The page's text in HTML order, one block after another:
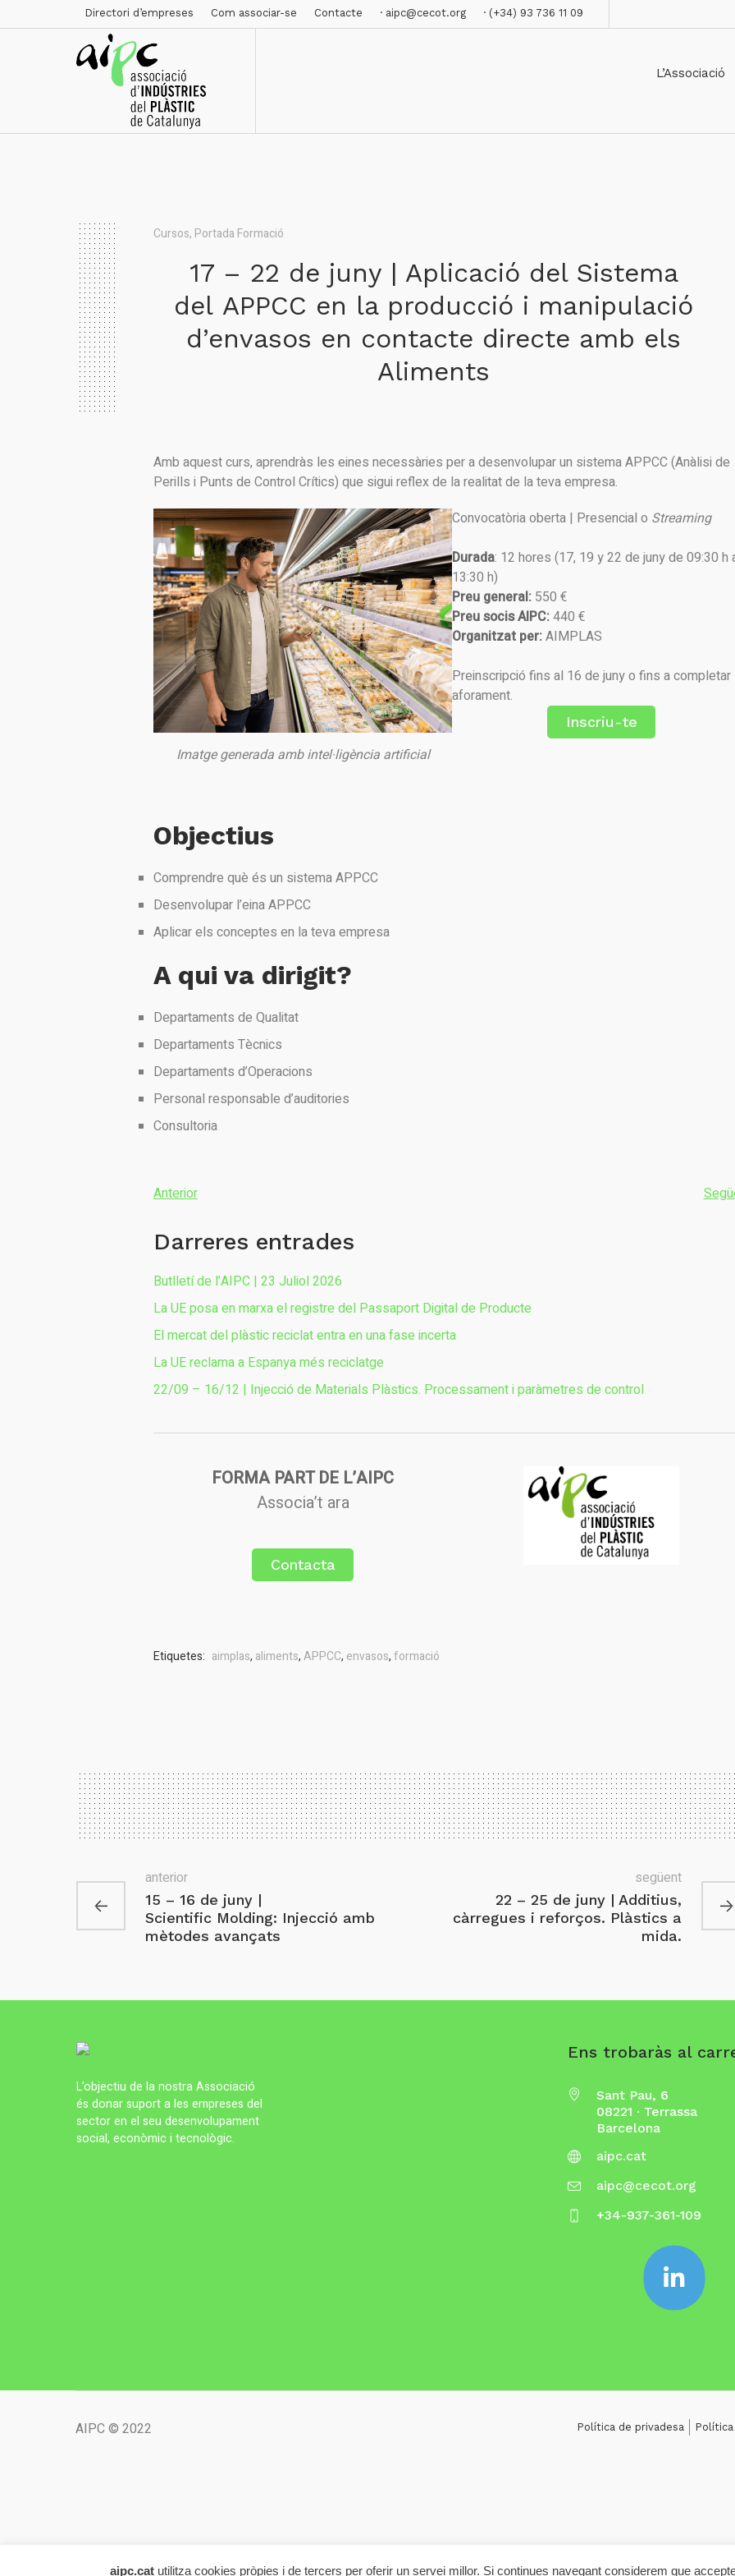
Directori d’empreses Com associar-se Contacte · aipc@cecot.org · (+34) 93 736 11 09
L’Associació
Cursos, Portada Formació
17 – 22 de juny | Aplicació del Sistema
del APPCC en la producció i manipulació
d’envasos en contacte directe amb els
Aliments
Amb aquest curs, aprendràs les eines necessàries per a desenvolupar un sistema APPCC (Anàlisi de
Perills i Punts de Control Crítics) que sigui reflex de la realitat de la teva empresa.
Imatge generada amb intel·ligència artificial
Convocatòria oberta | Presencial o Streaming
Durada: 12 hores (17, 19 y 22 de juny de 09:30 h
13:30 h)
Preu general: 550 €
Preu socis AIPC:440 €
Organitzat per:AIMPLAS
Preinscripció fins al 16 de juny o fins a completar
aforament.
Inscriu-te
Objectius
Comprendre què és un sistema APPCC
Desenvolupar l’eina APPCC
Aplicar els conceptes en la teva empresa
A qui va dirigit?
Departaments de Qualitat
Departaments Tècnics
Departaments d’Operacions
Personal responsable d’auditories
Consultoria
Anterior
Darreres entrades
Butlletí de l’AIPC | 23 Juliol 2026
La UE posa en marxa el registre del Passaport Digital de Producte
El mercat del plàstic reciclat entra en una fase incerta
La UE reclama a Espanya més reciclatge
22/09 – 16/12 | Injecció de Materials Plàstics. Processament i paràmetres de control
FORMA PART DE L’AIPC
Associa’t ara
Contacta
Etiquetes: aimplas, aliments,APPCC, envasos,formació
15 – 16 de juny |
Scientific Molding: Injecció amb
mètodes avançats
anterior
22 – 25 de juny | Additius,
càrregues i reforços. Plàstics a
mida.
següent
L’objectiu de la nostra Associació
és donar suport a les empreses del
sector en el seu desenvolupament
social, econòmic i tecnològic.
Ens trobaràs al
Sant Pau, 6
08221 · Terrassa
Barcelona
aipc.cat
aipc@cecot.org
+34-937-361-109
AIPC © 2022 Política de privadesa
aipc.catutilitza cookies pròpies i de tercers per oferir un servei millor. Si continues navegant considerem que